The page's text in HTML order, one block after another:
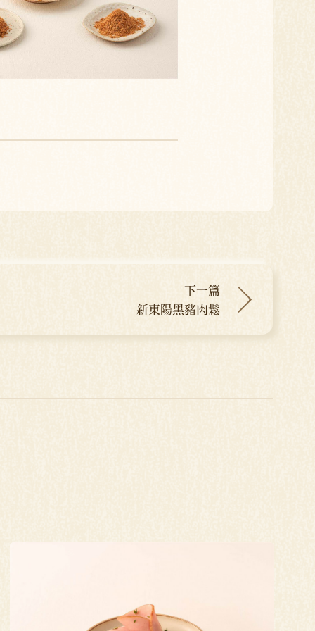
下一篇
新東陽黑豬肉鬆